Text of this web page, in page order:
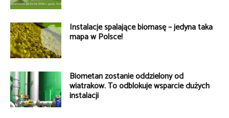
Instalacje spalające biomasę – jedyna taka
mapa w Polsce!
Biometan zostanie oddzielony od
wiatraków. To odblokuje wsparcie dużych
instalacji